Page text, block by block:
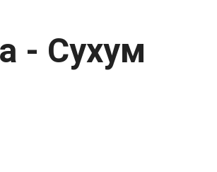
- Сухум